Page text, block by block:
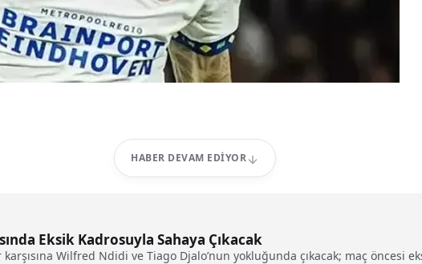
HABER DEVAM EDIYOR
Eksik Kadrosuyla Sahaya Çıkacak
karşısına Wilfred Ndidi ve Tiago Djalo’nun yokluğunda çıkacak; maç öncesi